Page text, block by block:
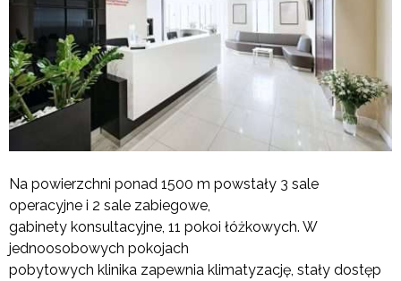
Na powierzchni ponad 1500 m powstały 3 sale
operacyjne i 2 sale zabiegowe,
gabinety konsultacyjne, 11 pokoi łóżkowych. W
jednoosobowych pokojach
pobytowych klinika zapewnia klimatyzację, stały dostęp